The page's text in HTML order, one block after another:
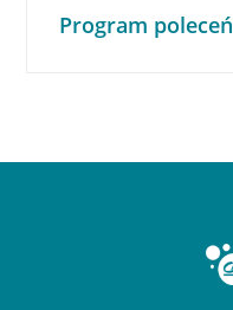
Program poleceń